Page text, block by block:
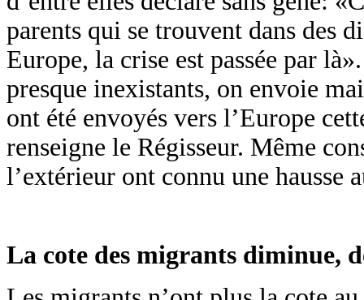
parents qui se trouvent dans des
Europe, la crise est passée par
presque inexistants, on envoie
ont été envoyés vers l’Europe
renseigne le Régisseur. Même
l’extérieur ont connu une hausse
La cote des migrants diminue,